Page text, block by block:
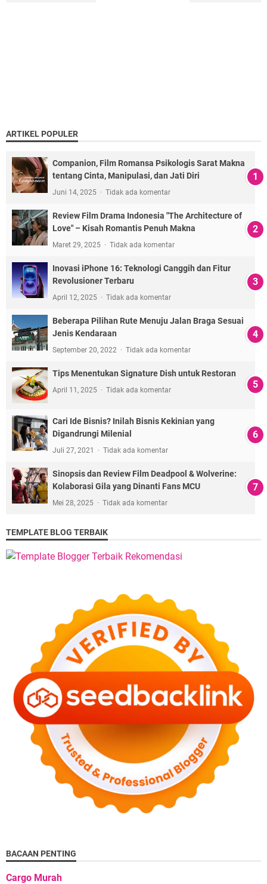
ARTIKEL POPULER
Companion, Film Romansa Psikologis Sarat Makna
tentang Cinta, Manipulasi, dan Jati Diri
Juni 14, 2025 Tidak ada komentar
Review Film Drama Indonesia "The Architecture of
Love" – Kisah Romantis Penuh Makna
Maret 29, 2025 Tidak ada komentar
Inovasi iPhone 16: Teknologi Canggih dan Fitur
Revolusioner Terbaru
April 12, 2025 Tidak ada komentar
Beberapa Pilihan Rute Menuju Jalan Braga Sesuai
Jenis Kendaraan
September 20, 2022 Tidak ada komentar
Tips Menentukan Signature Dish untuk Restoran
April 11, 2025 Tidak ada komentar
Cari Ide Bisnis? Inilah Bisnis Kekinian yang
Digandrungi Milenial
Juli 27, 2021 Tidak ada komentar
Sinopsis dan Review Film Deadpool & Wolverine:
Kolaborasi Gila yang Dinanti Fans MCU
Mei 28, 2025 Tidak ada komentar
TEMPLATE BLOG TERBAIK
BACAAN PENTING
Cargo Murah